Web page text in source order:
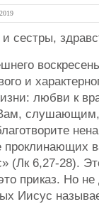
сестры,
и
любви к
проклинающих
(Лк 6,27-28).
приказ. Но
Иисус